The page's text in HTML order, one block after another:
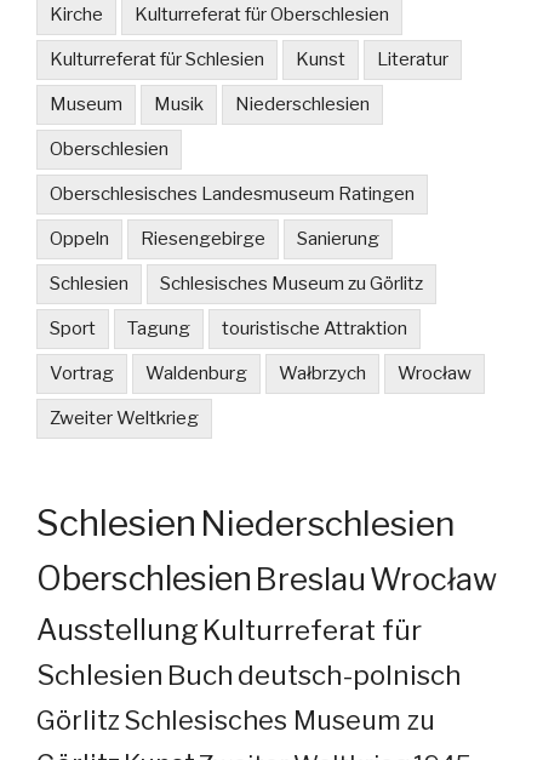
Kirche Kulturreferat für Oberschlesien
Kulturreferat für Schlesien Kunst Literatur
Museum Musik Niederschlesien
Oberschlesien
Oberschlesisches Landesmuseum Ratingen
Oppeln Riesengebirge Sanierung
Schlesien Schlesisches Museum zu Görlitz
Sport Tagung touristische Attraktion
Vortrag Waldenburg Wałbrzych Wrocław
Zweiter Weltkrieg
Schlesien Niederschlesien
Oberschlesien Breslau Wrocław
Ausstellung Kulturreferat für
Schlesien Buch deutsch-polnisch
GörlitzSchlesisches Museum zu